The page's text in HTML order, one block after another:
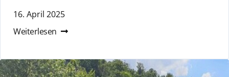
16. April 2025
Weiterlesen